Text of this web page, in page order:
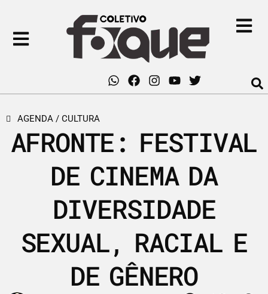
AGENDA / CULTURA
AFRONTE: FESTIVAL
DE CINEMA DA
DIVERSIDADE
SEXUAL, RACIAL E
DE GÊNERO